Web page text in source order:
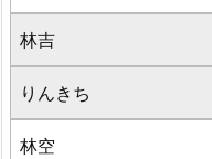
林吉
りんきち
林空